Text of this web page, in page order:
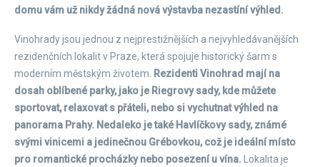
domu vám už nikdy žádná nová výstavba nezastíní výhled.
Vinohrady jsou jednou z nejprestižnějších a nejvyhledávanějších
rezidenčních lokalit v Praze, která spojuje historický šarm s
moderním městským životem.
Rezidenti Vinohrad mají na
dosah oblíbené parky, jako je Riegrovy sady, kde můžete
sportovat, relaxovat s přáteli, nebo si vychutnat výhled na
panorama Prahy. Nedaleko je také Havlíčkovy sady, známé
svými vinicemi a jedinečnou Grébovkou, což je ideální místo
pro romantické procházky nebo posezení u vína.
Lokalita je